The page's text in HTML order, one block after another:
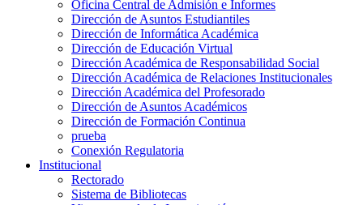
Oficina Central de Admisión e Informes
Dirección de Asuntos Estudiantiles
Dirección de Informática Académica
Dirección de Educación Virtual
Dirección Académica de Responsabilidad Social
Dirección Académica de Relaciones Institucionales
Dirección Académica del Profesorado
Dirección de Asuntos Académicos
Dirección de Formación Continua
prueba
Conexión Regulatoria
Institucional
Rectorado
Sistema de Bibliotecas